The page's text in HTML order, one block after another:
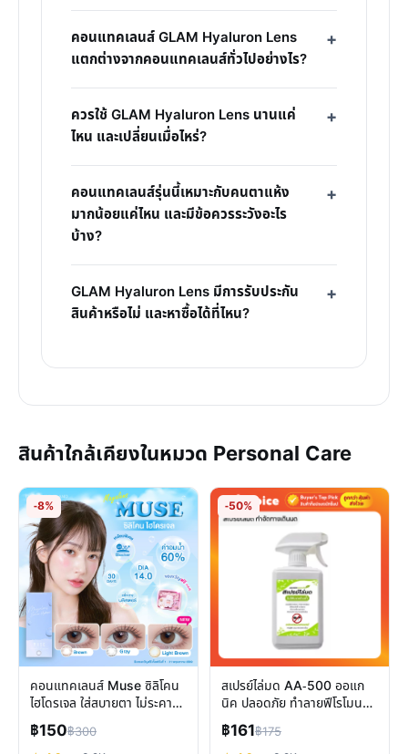
คอนแทคเลนส์ GLAM Hyaluron Lens
แตกต่างจากคอนแทคเลนส์ทั่วไปอย่างไร?
ควรใช้ GLAM Hyaluron Lens นานแค่
ไหน และเปลี่ยนเมื่อไหร่?
คอนแทคเลนส์รุ่นนี้เหมาะกับคนตาแห้ง
มากน้อยแค่ไหน และมีข้อควรระวังอะไร
บ้าง?
GLAM Hyaluron Lens มีการรับประกัน
สินค้าหรือไม่ และหาซื้อได้ที่ไหน?
สินค้าใกล้เคียงในหมวด Personal Care
-8%
คอนแทคเลนส์ Muse ซิลิโคน
ไฮโดรเจล ใส่สบายตา ไม่ระคาย
เคือง เลนส์รายเดือน
฿150฿300
-50%
สเปรย์ไล่มด AA-500 ออแก
นิค ปลอดภัย ทำลายฟีโรโมน
ป้องกันมดซ้ำ
฿161฿175